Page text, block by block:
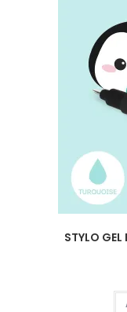
STYLO